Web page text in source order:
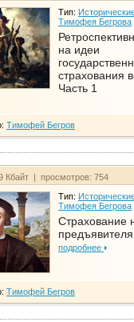
Тип:
Тимофея Бегрова
на идеи
страхования
Часть 1
Тимофей Бегров
Кбайт | просмотров: 754
Тип:
Тимофея Бегрова
Страхование
предъявителя
подробнее
Тимофей Бегров